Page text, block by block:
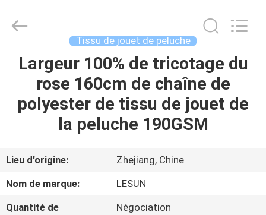
MAISON
PRODUITS
SUJET
DE
NOUS
Textile
Technology
Tissu de jouet de peluche
Largeur 100% de tricotage du
rose 160cm de chaîne de
polyester de tissu de jouet de
la peluche 190GSM
Lieu d'origine:
Zhejiang, Chine
Nom de marque:
LESUN
Quantité de
Négociation